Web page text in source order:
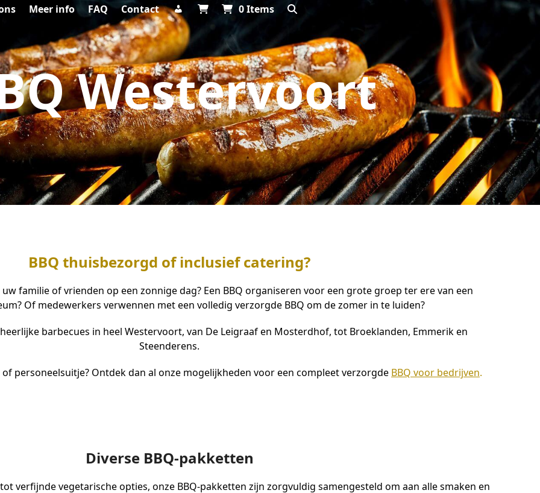
Meer info FAQ Contact 0 Items
Westervoort
BBQ thuisbezorgd of inclusief catering?
familie of vrienden op een zonnige dag? Een BBQ organiseren voor een grote groep ter ere van een
Of medewerkers verwennen met een volledig verzorgde BBQ om de zomer in te luiden?
barbecues in heel Westervoort, van De Leigraaf en Mosterdhof, tot Broeklanden, Emmerik en
Steenderens.
personeelsuitje? Ontdek dan al onze mogelijkheden voor een compleet verzorgde BBQ voor bedrijven.
Diverse BBQ-pakketten
verfijnde vegetarische opties, onze BBQ-pakketten zijn zorgvuldig samengesteld om aan alle smaken en